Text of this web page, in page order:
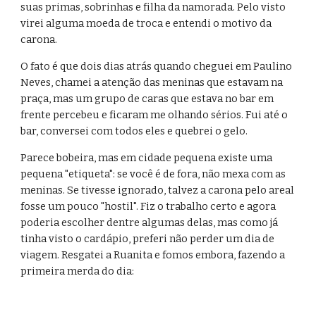
suas primas, sobrinhas e filha da namorada. Pelo visto
virei alguma moeda de troca e entendi o motivo da
carona.
O fato é que dois dias atrás quando cheguei em Paulino
Neves, chamei a atenção das meninas que estavam na
praça, mas um grupo de caras que estava no bar em
frente percebeu e ficaram me olhando sérios. Fui até o
bar, conversei com todos eles e quebrei o gelo.
Parece bobeira, mas em cidade pequena existe uma
pequena "etiqueta": se você é de fora, não mexa com as
meninas. Se tivesse ignorado, talvez a carona pelo areal
fosse um pouco "hostil". Fiz o trabalho certo e agora
poderia escolher dentre algumas delas, mas como já
tinha visto o cardápio, preferi não perder um dia de
viagem. Resgatei a Ruanita e fomos embora, fazendo a
primeira merda do dia: